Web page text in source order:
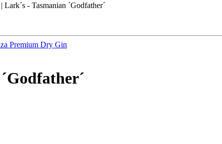
| Lark´s - Tasmanian ´Godfather´
Premium Dry Gin